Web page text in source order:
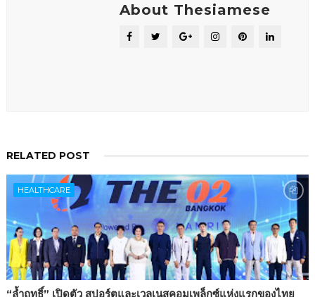
About Thesiamese
RELATED POST
HEALTHCARE
“ล้ำฤทธิ์” เปิดตัว สปอร์ตและเวลเนสคอมเพล็กซ์แห่งแรกของไทย